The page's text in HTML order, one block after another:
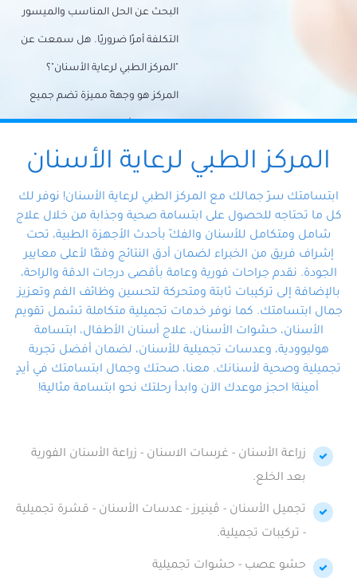
البحث عن الحل المناسب والميسور
التكلفة أمرًا ضروريًا. هل سمعت عن
"المركز الطبي لرعاية الأسنان"؟
المركز هو وجهةً مميزة تضم جميع
احتياجات الأسنان تحت سقف واحد،
وتضمن لك حلاً شاملًا لجميع
المتخصص ذوي الخبرة، ستجد نفسك
في أيد أمينة تلبي احتياجاتك بكل
احترافية ودقة.
المركز الطبي لرعاية الأسنان
ابتسامتك سرّ جمالك مع المركز الطبي لرعاية الأسنان! نوفر لك
كل ما تحتاجه للحصول على ابتسامة صحية وجذابة من خلال علاج
شامل ومتكامل للأسنان والفكّ بأحدث الأجهزة الطبية، تحت
إشراف فريق من الخبراء لضمان أدق النتائج وفقًا لأعلى معايير
الجودة. نقدم جراحات فورية وعامة بأقصى درجات الدقة والراحة،
بالإضافة إلى تركيبات ثابتة ومتحركة لتحسين وظائف الفم وتعزيز
جمال ابتسامتك. كما نوفر خدمات تجميلية متكاملة تشمل تقويم
الأسنان، حشوات الأسنان، علاج أسنان الأطفال، ابتسامة
هوليوودية، وعدسات تجميلية للأسنان، لضمان أفضل تجربة
تجميلية وصحية لأسنانك. معنا، صحتك وجمال ابتسامتك في أيدٍ
أمينة! احجز موعدك الآن وابدأ رحلتك نحو ابتسامة مثالية!
زراعة الأسنان - غرسات الاسنان - زراعة الأسنان الفورية
بعد الخلع.
تجميل الأسنان - ڤينيرز - عدسات الأسنان - قشرة تجميلية
- تركيبات تجميلية.
حشو عصب - حشوات تجميلية